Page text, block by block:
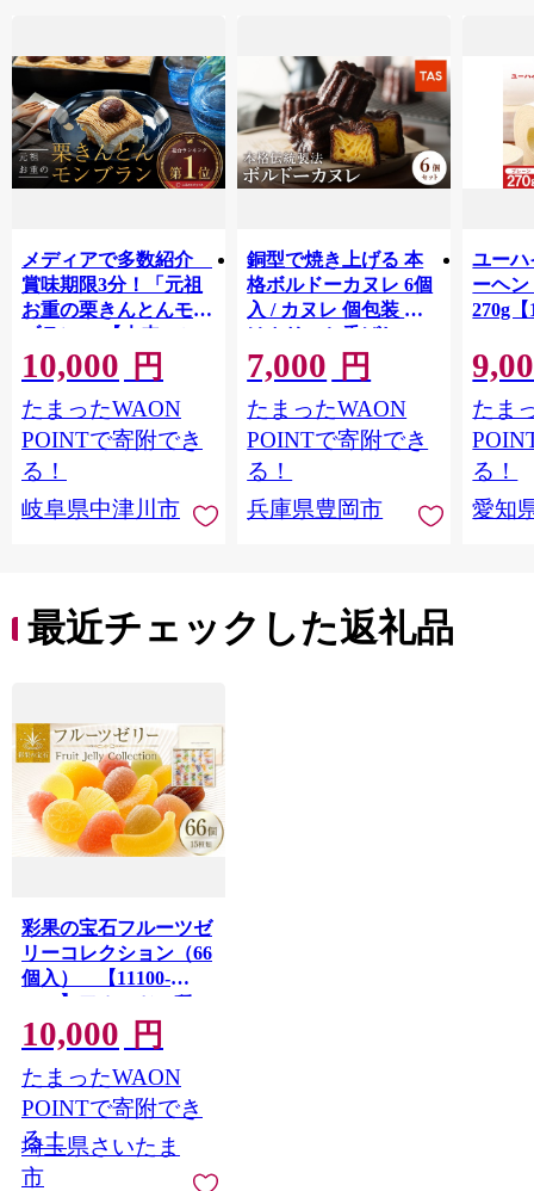
メディアで多数紹介
賞味期限3分！「元祖
お重の栗きんとんモン
ブラン」 【未来のご
褒美】スイーツ 栗 モ
ンブラン くりきんと
ん デザート ご褒美 お
取り寄せ くり お菓子
10,000 円
たまったWAON
POINTで寄附でき
る！
岐阜県中津川市
銅型で焼き上げる 本
格ボルドーカヌレ 6個
入 / カヌレ 個包装 外
はカリッと香ばしい
中はもっちり ラム酒
バニラ お取り寄せ ス
イーツ 焼き菓子 詰め
合わせ ホワイトデー
お返し 冷凍 手作り 化
粧箱入り ギフト TAS
BAKE
7,000 円
たまったWAON
POINTで寄附でき
る！
兵庫県豊岡市
ユーハ
ーヘ
270g【
たま
る！
愛知
最近チェックした返礼品
彩果の宝石フルーツゼ
リーコレクション（66
個入） 【11100-
0301】フルーツ15種
詰め合わせ 食べ比べ
賞味期限製造から約半
年 旨味が豊富な果汁
果肉 厳選 いちご ぶど
う 桃 りんご マスカッ
ト お菓子 洋菓子 ゼリ
ー スイーツ 人気 おす
10,000 円
たまったWAON
POINTで寄附でき
る！
埼玉県さいたま
市